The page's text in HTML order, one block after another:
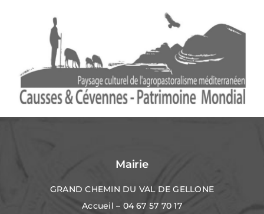
Mairie
GRAND CHEMIN DU VAL DE GELLONE
Accueil – 04 67 57 70 17